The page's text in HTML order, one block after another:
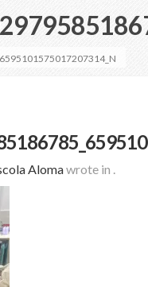
Alomawrote in .